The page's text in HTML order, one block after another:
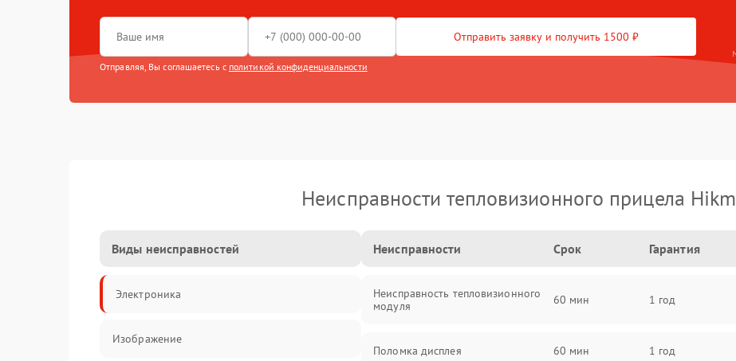
Отправить заявку и получить 1500 ₽
Отправляя, Вы соглашаетесь с политикой конфиденциальности
Неисправности тепловизионного прицела
Виды неисправностей
Электроника
Изображение
Неисправности Срок Гарантия
Неисправность тепловизионного
модуля
60 мин 1 год
Поломка дисплея 60 мин 1 год